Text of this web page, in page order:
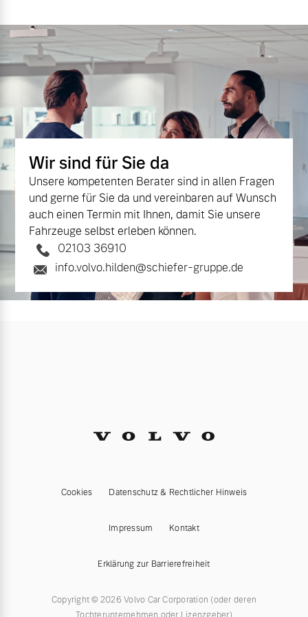
Mehr erfahren
Wir sind für Sie da
Unsere kompetenten Berater sind in allen Fragen
und gerne für Sie da und vereinbaren auf Wunsch
auch einen Termin mit Ihnen, damit Sie unsere
Fahrzeuge selbst erleben können.
02103 36910
info.volvo.hilden@schiefer-gruppe.de
Cookies Datenschutz & Rechtlicher Hinweis
Impressum Kontakt
Erklärung zur Barrierefreiheit
Copyright © 2026 Volvo Car Corporation (oder deren
Tochterunternehmen oder Lizenzgeber)